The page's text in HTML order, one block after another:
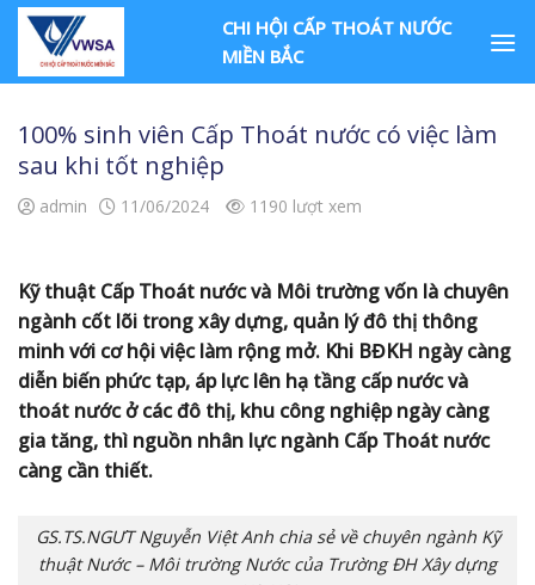
Skip
content
CHI HỘI CẤP THOÁT NƯỚC
MIỀN BẮC
100% sinh viên Cấp Thoát nước có việc làm
sau khi tốt nghiệp
admin 11/06/2024 1190 lượt xem
Kỹ thuật Cấp Thoát nước và Môi trường vốn là chuyên
ngành cốt lõi trong xây dựng, quản lý đô thị thông
minh với cơ hội việc làm rộng mở. Khi BĐKH ngày càng
diễn biến phức tạp, áp lực lên hạ tầng cấp nước và
thoát nước ở các đô thị, khu công nghiệp ngày càng
gia tăng, thì nguồn nhân lực ngành Cấp Thoát nước
càng cần thiết.
GS.TS.NGƯT Nguyễn Việt Anh chia sẻ về chuyên ngành Kỹ
thuật Nước – Môi trường Nước của Trường ĐH Xây dựng